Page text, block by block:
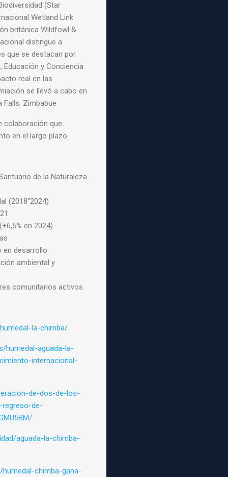
(Star
Wetland Link
británica Wildfowl &
distingue a
que se destacan por
y Conciencia
real en las
se llevó a cabo en
Falls, Zimbabue
colaboración que
en el largo plazo.
de la Naturaleza
(2018“2024)
en 2024)
desarrollo
ambiental y
comunitarios activos
la-chimba/
humedal-aguada-la-
internacional-
de-dos-de-los-
de-
aguada-la-chimba-
chimba-gana-